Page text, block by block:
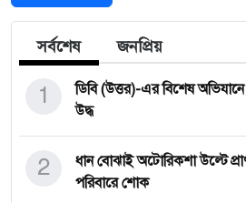
সর্বশেষ জনপ্রিয়
ডিবি (উত্তর)-এর বিশেষ অভিযানে
উদ্ধ
1
ধান বোঝাই অটোরিকশা উল্টে
পরিবারে শোক
2